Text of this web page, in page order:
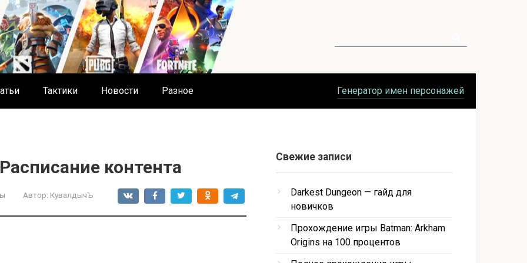
Тактики Новости Разное Генератор имен персонажей
контента
Автор: КувалдычЪ
Свежие записи
Darkest Dungeon — гайд для
новичков
Прохождение игры Batman: Arkham
Origins на 100 процентов